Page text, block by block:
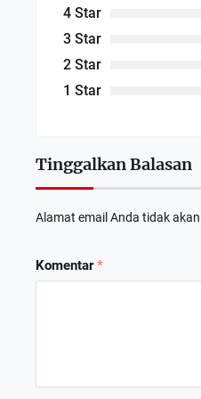
4 Star
3 Star
2 Star
1 Star
Tinggalkan Balasan
Alamat email Anda tidak
Komentar*